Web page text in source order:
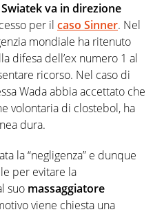
va in direzione
per il caso Sinner. Nel
mondiale ha ritenuto
difesa dell’ex numero 1 al
ricorso. Nel caso di
Wada abbia accettato che
volontaria di clostebol, ha
dura.
la “negligenza” e dunque
per evitare la
suo massaggiatore
viene chiesta una